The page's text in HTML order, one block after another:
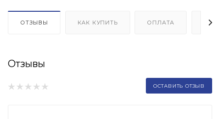
ОТЗЫВЫ КАК КУПИТЬ ОПЛАТА
Отзывы
ОСТАВИТЬ ОТЗЫВ